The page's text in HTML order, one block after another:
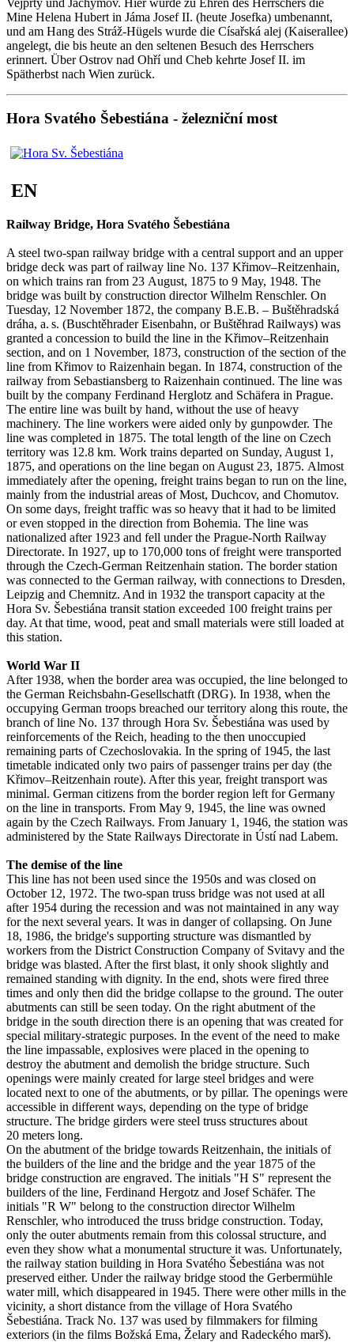
Mine Helena Hubert in Jáma Josef II. (heute Josefka) umbenannt,
und am Hang des Stráž-Hügels wurde die Císařská alej (Kaiserallee)
angelegt, die bis heute an den seltenen Besuch des Herrschers
erinnert. Über Ostrov nad Ohří und Cheb kehrte Josef II. im
Spätherbst nach Wien zurück.
Hora Svatého Šebestiána - železniční most
EN
Railway Bridge, Hora Svatého Šebestiána
A steel two-span railway bridge with a central support and an upper
bridge deck was part of railway line No. 137 Křimov–Reitzenhain,
on which trains ran from 23 August, 1875 to 9 May, 1948. The
bridge was built by construction director Wilhelm Renschler. On
Tuesday, 12 November 1872, the company B.E.B. – Buštěhradská
dráha, a. s. (Buschtěhrader Eisenbahn, or Buštěhrad Railways) was
granted a concession to build the line in the Křimov–Reitzenhain
section, and on 1 November, 1873, construction of the section of the
line from Křimov to Raizenhain began. In 1874, construction of the
railway from Sebastiansberg to Raizenhain continued. The line was
built by the company Ferdinand Herglotz and Schäfera in Prague.
The entire line was built by hand, without the use of heavy
machinery. The line workers were aided only by gunpowder. The
line was completed in 1875. The total length of the line on Czech
territory was 12.8 km. Work trains departed on Sunday, August 1,
1875, and operations on the line began on August 23, 1875. Almost
immediately after the opening, freight trains began to run on the line,
mainly from the industrial areas of Most, Duchcov, and Chomutov.
On some days, freight traffic was so heavy that it had to be limited
or even stopped in the direction from Bohemia. The line was
nationalized after 1923 and fell under the Prague-North Railway
Directorate. In 1927, up to 170,000 tons of freight were transported
through the Czech-German Reitzenhain station. The border station
was connected to the German railway, with connections to Dresden,
Leipzig and Chemnitz. And in 1932 the transport capacity at the
Hora Sv. Šebestiána transit station exceeded 100 freight trains per
day. At that time, wood, peat and small materials were still loaded at
this station.
World War II
After 1938, when the border area was occupied, the line belonged to
the German Reichsbahn-Gesellschatft (DRG). In 1938, when the
occupying German troops breached our territory along this route, the
branch of line No. 137 through Hora Sv. Šebestiána was used by
reinforcements of the Reich, heading to the then unoccupied
remaining parts of Czechoslovakia. In the spring of 1945, the last
timetable indicated only two pairs of passenger trains per day (the
Křimov–Reitzenhain route). After this year, freight transport was
minimal. German citizens from the border region left for Germany
on the line in transports. From May 9, 1945, the line was owned
again by the Czech Railways. From January 1, 1946, the station was
administered by the State Railways Directorate in Ústí nad Labem.
The demise of the line
This line has not been used since the 1950s and was closed on
October 12, 1972. The two-span truss bridge was not used at all
after 1954 during the recession and was not maintained in any way
for the next several years. It was in danger of collapsing. On June
18, 1986, the bridge's supporting structure was dismantled by
workers from the District Construction Company of Svitavy and the
bridge was blasted. After the first blast, it only shook slightly and
remained standing with dignity. In the end, shots were fired three
times and only then did the bridge collapse to the ground. The outer
abutments can still be seen today. On the right abutment of the
bridge in the south direction there is an opening that was created for
special military-strategic purposes. In the event of the need to make
the line impassable, explosives were placed in the opening to
destroy the abutment and demolish the bridge structure. Such
openings were mainly created for large steel bridges and were
located next to one of the abutments, or by pillar. The openings were
accessible in different ways, depending on the type of bridge
structure. The bridge girders were steel truss structures about
20 meters long.
On the abutment of the bridge towards Reitzenhain, the initials of
the builders of the line and the bridge and the year 1875 of the
bridge construction are engraved. The initials "H S" represent the
builders of the line, Ferdinand Hergotz and Josef Schäfer. The
initials "R W" belong to the construction director Wilhelm
Renschler, who introduced the truss bridge construction. Today,
only the outer abutments remain from this colossal structure, and
even they show what a monumental structure it was. Unfortunately,
the railway station building in Hora Svatého Šebestiána was not
preserved either. Under the railway bridge stood the Gerbermühle
water mill, which disappeared in 1945. There were other mills in the
vicinity, a short distance from the village of Hora Svatého
Šebestiána. Track No. 137 was used by filmmakers for filming
exteriors (in the films Božská Ema, Želary and Radeckého marš).